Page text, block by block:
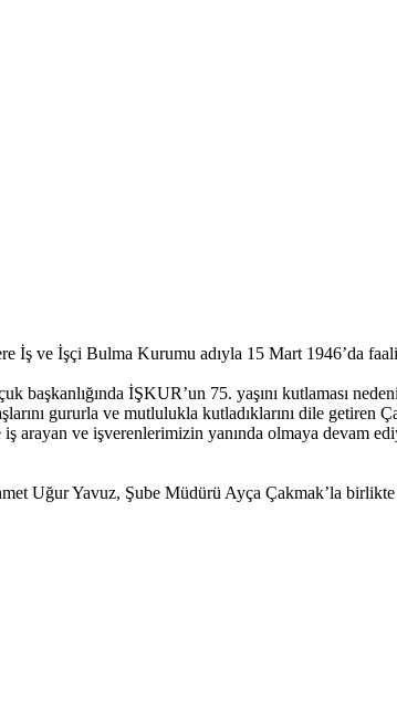
İş ve İşçi Bulma Kurumu adıyla 15 Mart 1946’da
başkanlığında İŞKUR’un 75. yaşını kutlaması
gururla ve mutlulukla kutladıklarını dile
ve işverenlerimizin yanında olmaya devam
Uğur Yavuz, Şube Müdürü Ayça Çakmak’la